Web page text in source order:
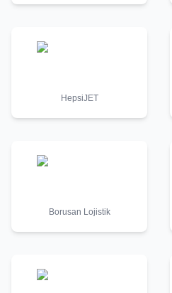
HepsiJET
Borusan Lojistik